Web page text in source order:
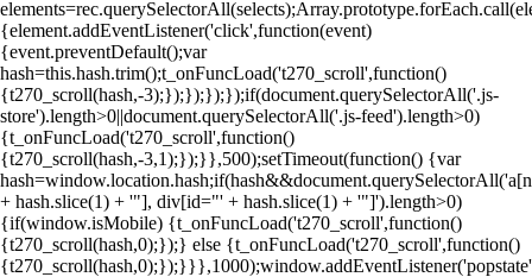
{element.addEventListener('click',function(event)
{event.preventDefault();var
hash=this.hash.trim();t_onFuncLoad('t270_scroll',function()
{t270_scroll(hash,-3);});});});});if(document.querySelectorAll('.js-
store').length>0||document.querySelectorAll('.js-feed').length>0)
{t_onFuncLoad('t270_scroll',function()
{t270_scroll(hash,-3,1);});}},500);setTimeout(function() {var
+ hash.slice(1) + '"], div[id="' + hash.slice(1) + '"]').length>0)
{if(window.isMobile) {t_onFuncLoad('t270_scroll',function()
{t270_scroll(hash,0);});} else {t_onFuncLoad('t270_scroll',function()